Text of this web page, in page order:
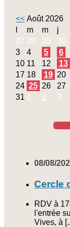
<< Août 2026
m m j
27 28 29 30
3
4 5 6
10 11 12 13
17 18 19 20
24 25 26 27
31 1 2 3
08/08/
Cercle
RDV à
l'entrée
Vives, à